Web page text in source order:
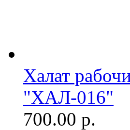
Халат
"ХАЛ-016"
700.00 р.